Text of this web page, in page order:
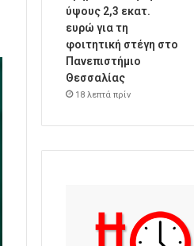
ύψους 2,3 εκατ.
ευρώ για τη
φοιτητική στέγη στο
Πανεπιστήμιο
Θεσσαλίας
18 λεπτά πρίν